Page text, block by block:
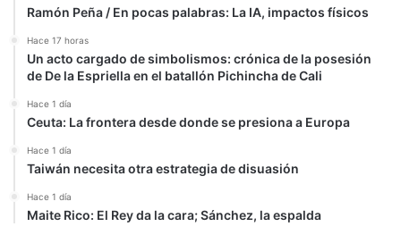
Ramón Peña / En pocas palabras: La IA, impactos físicos
Hace 17 horas
Un acto cargado de simbolismos: crónica de la posesión
de De la Espriella en el batallón Pichincha de Cali
Hace 1 día
Ceuta: La frontera desde donde se presiona a Europa
Hace 1 día
Taiwán necesita otra estrategia de disuasión
Hace 1 día
Maite Rico: El Rey da la cara; Sánchez, la espalda